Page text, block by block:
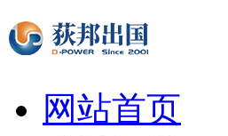
网站首页